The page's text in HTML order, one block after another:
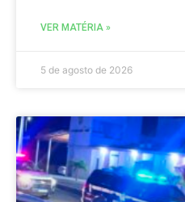
VER MATÉRIA »
5 de agosto de 2026